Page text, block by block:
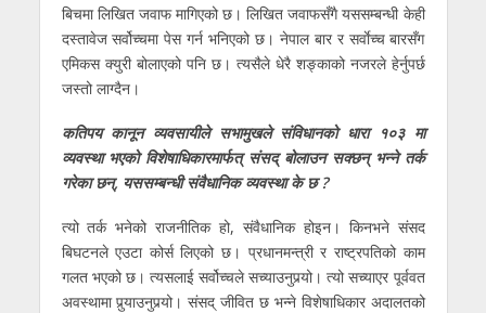
बिचमा लिखित जवाफ मागिएको छ। लिखित जवाफसँगै यससम्बन्धी केही
दस्तावेज सर्वोच्चमा पेस गर्न भनिएको छ। नेपाल बार र सर्वाेच्च बारसँग
एमिकस क्युरी बोलाएको पनि छ। त्यसैले धेरै शङ्काको नजरले हेर्नुपर्छ
जस्तो लाग्दैन।
कतिपय कानून व्यवसायीले सभामुखले संविधानको धारा १०३ मा
व्यवस्था भएको विशेषाधिकारमार्फत् संसद् बोलाउन सक्छन् भन्ने तर्क
गरेका छन्, यससम्बन्धी संवैधानिक व्यवस्था के छ ?
त्यो तर्क भनेको राजनीतिक हो, संवैधानिक होइन। किनभने संसद
बिघटनले एउटा कोर्स लिएको छ। प्रधानमन्त्री र राष्ट्रपतिको काम
गलत भएको छ। त्यसलाई सर्वोच्चले सच्याउनुपर्‍यो। त्यो सच्याएर पूर्ववत
अवस्थामा पुर्‍याउनुपर्‍यो। संसद् जीवित छ भन्ने विशेषाधिकार अदालतको